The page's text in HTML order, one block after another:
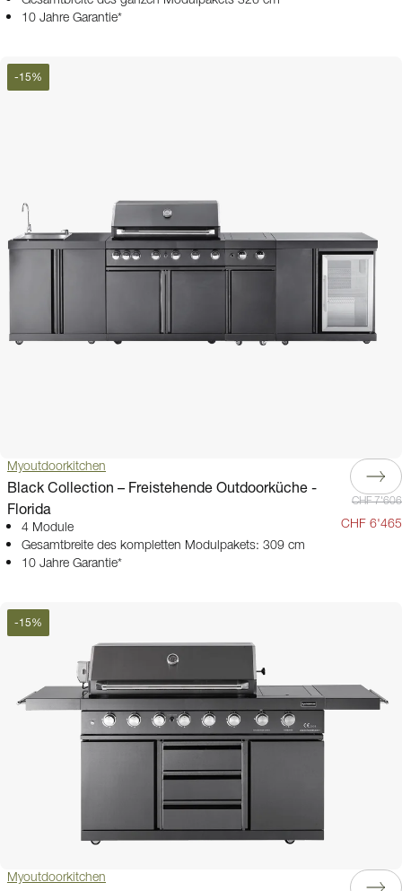
10 Jahre Garantie*
-15%
Myoutdoorkitchen
Black Collection – Freistehende Outdoorküche -
Florida
4 Module
Gesamtbreite des kompletten Modulpakets: 309 cm
10 Jahre Garantie*
CHF 7'606
CHF 6'465
-15%
Myoutdoorkitchen